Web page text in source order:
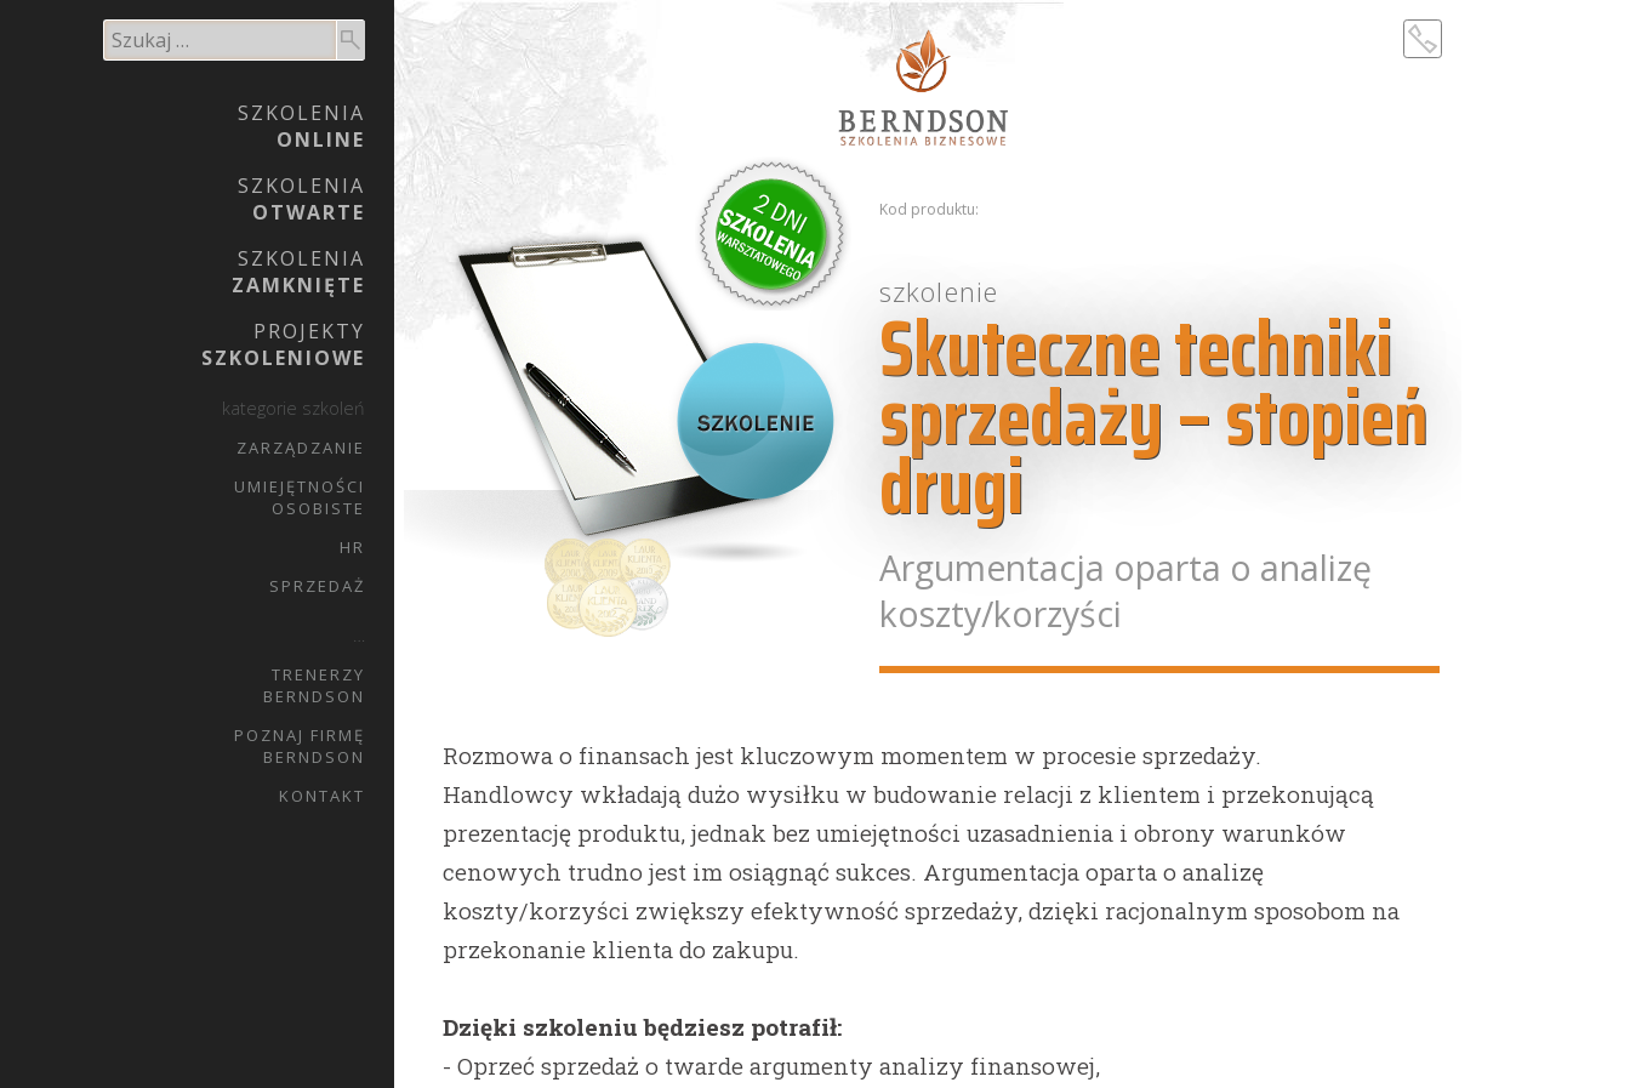
SZKOLENIA
ONLINE
SZKOLENIA
OTWARTE
SZKOLENIA
ZAMKNIĘTE
PROJEKTY
SZKOLENIOWE
kategorie szkoleń
ZARZĄDZANIE
UMIEJĘTNOŚCI
OSOBISTE
HR
SPRZEDAŻ
TRENERZY
BERNDSON
POZNAJ FIRMĘ
BERNDSON
KONTAKT
Kod produktu:
szkolenie
Skuteczne techniki
sprzedaży – stopień
drugi
Argumentacja oparta o analizę
koszty/korzyści
Rozmowa o finansach jest kluczowym momentem w procesie sprzedaży.
Handlowcy wkładają dużo wysiłku w budowanie relacji z klientem i przekonującą
prezentację produktu, jednak bez umiejętności uzasadnienia i obrony warunków
cenowych trudno jest im osiągnąć sukces. Argumentacja oparta o analizę
koszty/korzyści zwiększy efektywność sprzedaży, dzięki racjonalnym sposobom na
przekonanie klienta do zakupu.
Dzięki szkoleniu będziesz potrafił:
- Oprzeć sprzedaż o twarde argumenty analizy finansowej,